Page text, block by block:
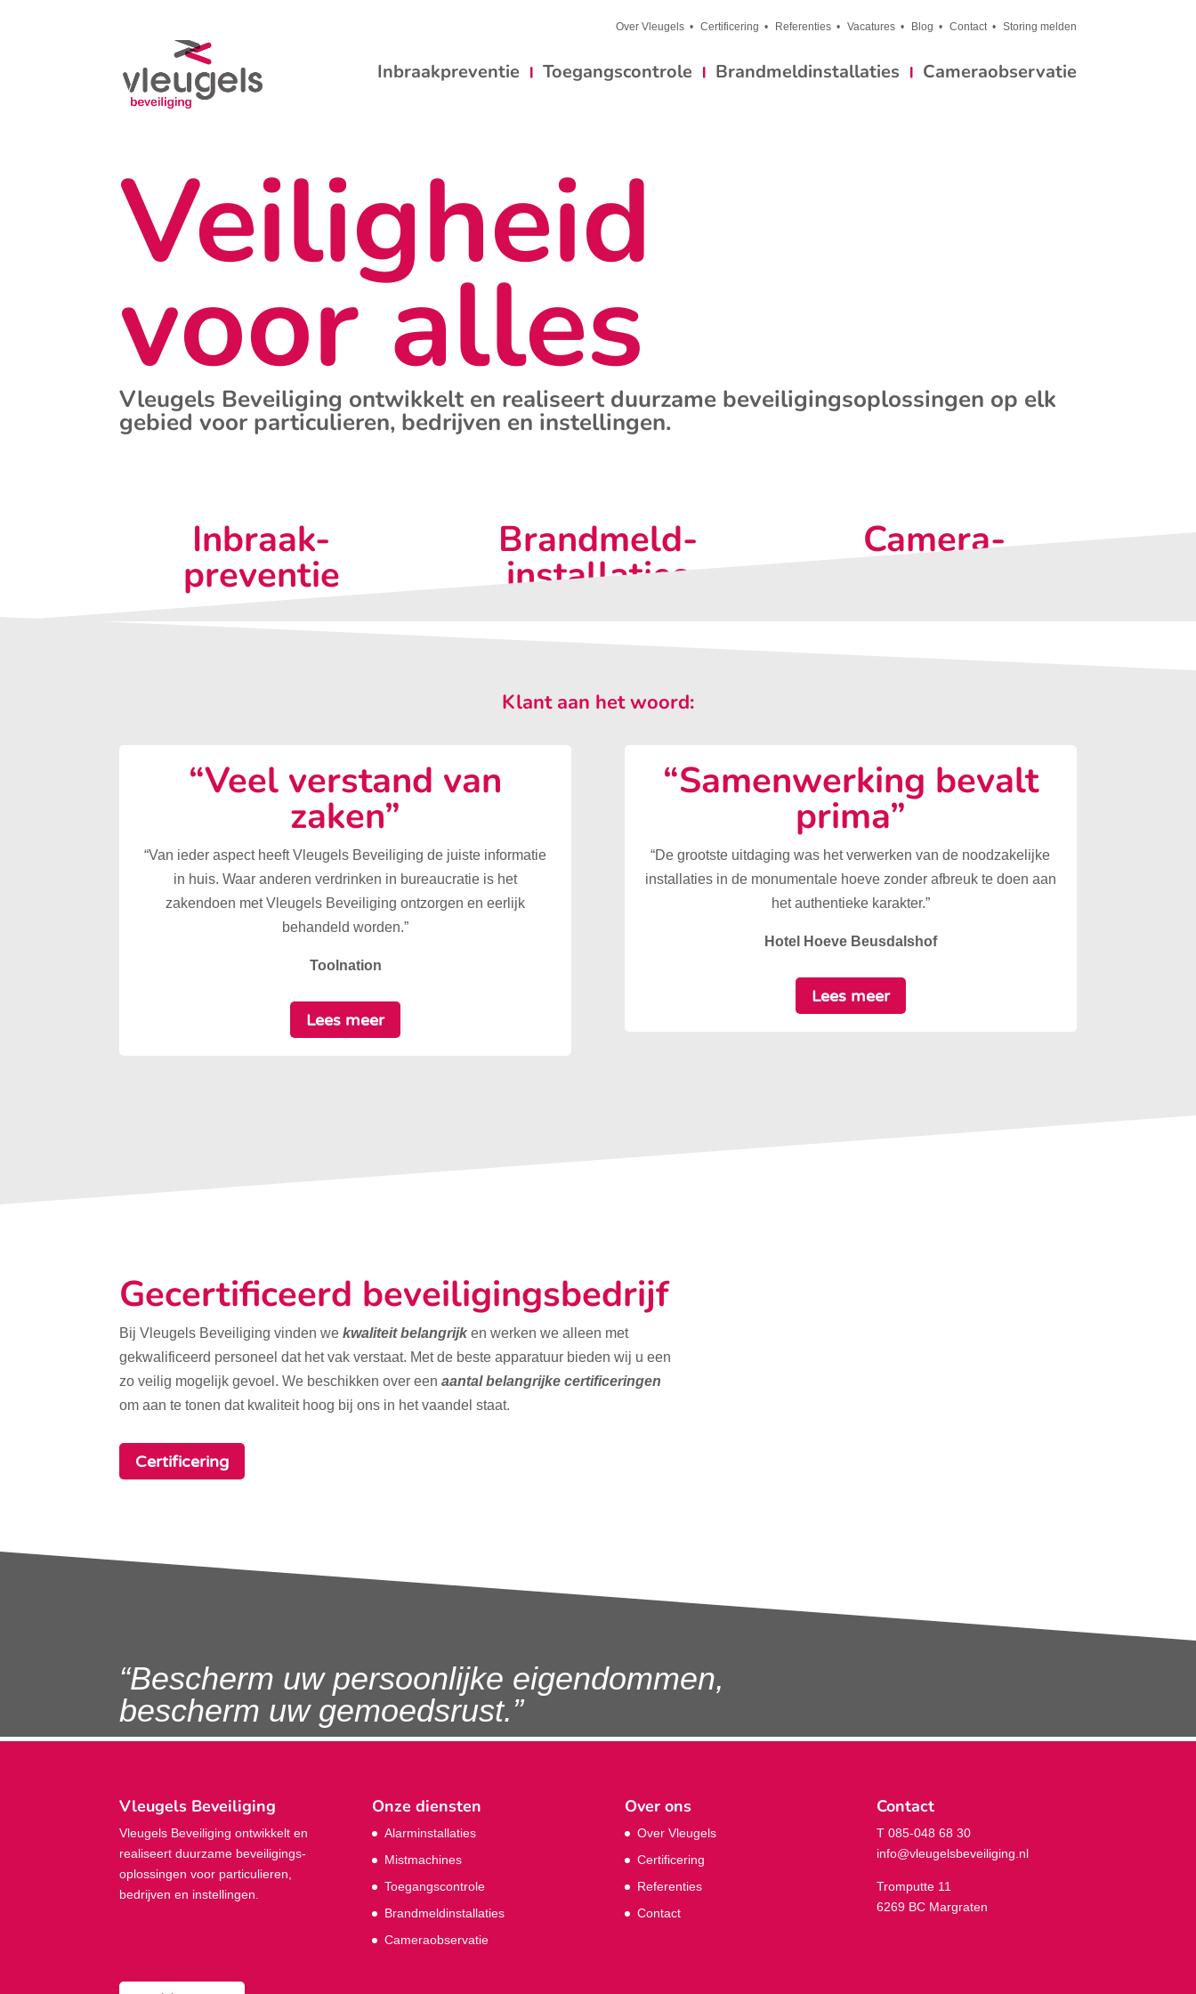
Over Vleugels Certificering Referenties Vacatures Blog Contact Storing melden
Inbraakpreventie Toegangscontrole Brandmeldinstallaties Cameraobservatie
Veiligheid
voor alles
Vleugels Beveiliging ontwikkelt en realiseert duurzame beveiligingsoplossingen op elk
gebied voor particulieren, bedrijven en instellingen.
Inbraak-
preventie
Brandmeld-
installaties
Camera-
Klant aan het woord:
“Veel verstand van
zaken”
“Van ieder aspect heeft Vleugels Beveiliging de juiste informatie
in huis. Waar anderen verdrinken in bureaucratie is het
zakendoen met Vleugels Beveiliging ontzorgen en eerlijk
behandeld worden.”
Toolnation
Lees meer
“Samenwerking bevalt
prima”
“De grootste uitdaging was het verwerken van de noodzakelijke
installaties in de monumentale hoeve zonder afbreuk te doen aan
het authentieke karakter.”
Hotel Hoeve Beusdalshof
Lees meer
Gecertificeerd beveiligingsbedrijf
Bij Vleugels Beveiliging vinden wekwaliteit belangrijk en werken we alleen met
gekwalificeerd personeel dat het vak verstaat. Met de beste apparatuur bieden wij u een
zo veilig mogelijk gevoel. We beschikken over eenaantal belangrijke certificeringen
om aan te tonen dat kwaliteit hoog bij ons in het vaandel staat.
Certificering
“Bescherm uw persoonlijke eigendommen,
bescherm uw gemoedsrust.”
Vleugels Beveiliging
Vleugels Beveiliging ontwikkelt en
realiseert duurzame beveiligings­
oplossingen voor particulieren,
bedrijven en instellingen.
Onze diensten
Alarminstallaties
Mistmachines
Toegangscontrole
Brandmeldinstallaties
Cameraobservatie
Over ons
Over Vleugels
Certificering
Referenties
Contact
Contact
T 085-048 68 30
info@vleugelsbeveiliging.nl
Tromputte 11
6269 BC Margraten